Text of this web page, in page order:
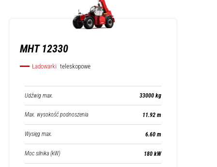
MHT 12330
Ładowarki teleskopowe
Udźwig max. 33000 kg
Max. wysokość podnoszenia 11.92 m
Wysięg max. 6.60 m
Moc silnika (kW) 180 kW